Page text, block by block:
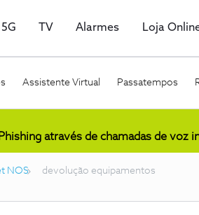
TV Alarmes Loja
Assistente Virtual Passatempos
através de chamadas de voz
NOS devolução equipamentos